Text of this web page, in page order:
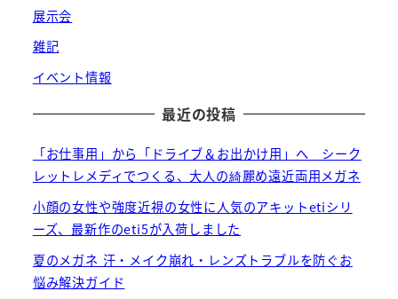
展示会
雑記
イベント情報
最近の投稿
「お仕事用」から「ドライブ＆お出かけ用」へ シーク
レットレメディでつくる、大人の綺麗め遠近両用メガネ
小顔の女性や強度近視の女性に人気のアキットetiシリ
ーズ、最新作のeti5が入荷しました
夏のメガネ 汗・メイク崩れ・レンズトラブルを防ぐお
悩み解決ガイド